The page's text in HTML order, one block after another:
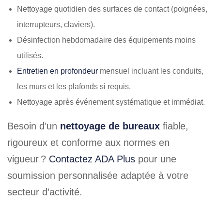
Nettoyage quotidien des surfaces de contact (poignées,
interrupteurs, claviers).
Désinfection hebdomadaire des équipements moins
utilisés.
Entretien en profondeur mensuel incluant les conduits,
les murs et les plafonds si requis.
Nettoyage après événement systématique et immédiat.
Besoin d’un nettoyage de bureaux fiable,
rigoureux et conforme aux normes en
vigueur ? Contactez ADA Plus pour une
soumission personnalisée adaptée à votre
secteur d’activité.